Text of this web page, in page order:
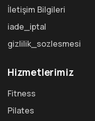
İletişim Bilgileri
iade_iptal
gizlilik_sozlesmesi
Hizmetlerimiz
Fitness
Pilates